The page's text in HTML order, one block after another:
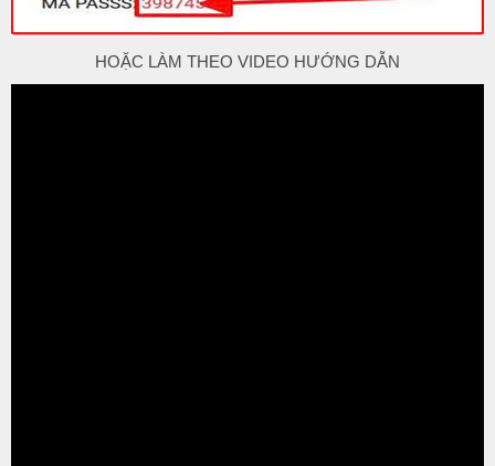
HOẶC LÀM THEO VIDEO HƯỚNG DẪN